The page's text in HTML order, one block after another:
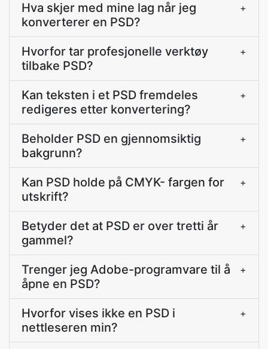
Hva skjer med mine lag når jeg
konverterer en PSD?
+
Hvorfor tar profesjonelle verktøy
tilbake PSD?
+
Kan teksten i et PSD fremdeles
redigeres etter konvertering?
+
Beholder PSD en gjennomsiktig
bakgrunn?
+
Kan PSD holde på CMYK- fargen for
utskrift?
+
Betyder det at PSD er over tretti år
gammel?
+
Trenger jeg Adobe-programvare til å
åpne en PSD?
+
Hvorfor vises ikke en PSD i
nettleseren min?
+